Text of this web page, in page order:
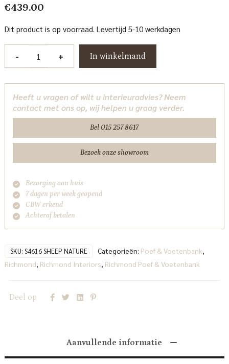
€439.00
Dit product is op voorraad. Levertijd 5-10 werkdagen
-
Camille
sheep
natural
Interiors
+ In winkelmand
Heeft u vragen of wilt u interieuradvies? Neem
contact met ons op, wij helpen u graag verder.
Bel 015 257 8617
Bezoek onze showroom
Bezorging aan huis
7 dagen per week geopend
CBW erkend
Achteraf betalen
SKU: S4616 SHEEP NATURE Categorieën: Poef & Voetenbank,
Richmond, Richmond Interiors, Richmond Poef & Voetenbank
Deel op
Aanvullende informatie